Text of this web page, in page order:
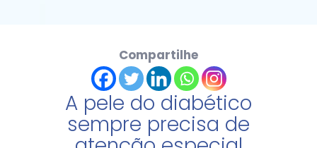
Compartilhe
A pele do diabético
sempre precisa de